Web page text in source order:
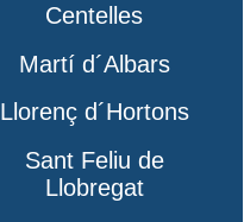
Centelles
Martí d´Albars
Llorenç d´Hortons
Sant Feliu de
Llobregat